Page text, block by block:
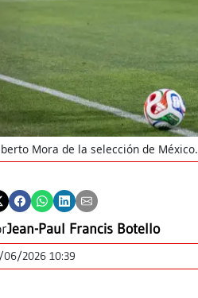
Mora de la selección de México.
Jean-Paul Francis Botello
2026 10:39